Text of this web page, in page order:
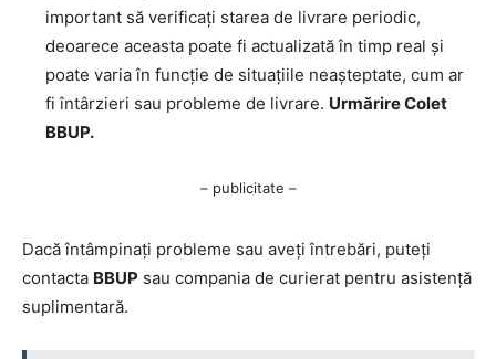
important să verificați starea de livrare periodic,
deoarece aceasta poate fi actualizată în timp real și
poate varia în funcție de situațiile neașteptate, cum ar
fi întârzieri sau probleme de livrare. Urmărire Colet
BBUP.
– publicitate –
Dacă întâmpinați probleme sau aveți întrebări, puteți
contacta BBUP sau compania de curierat pentru asistență
suplimentară.